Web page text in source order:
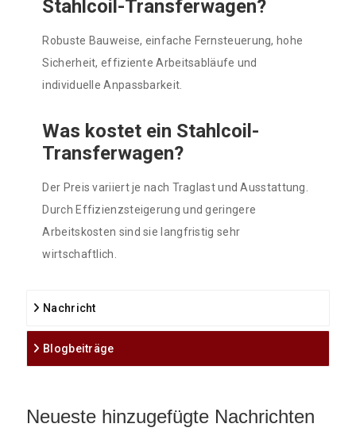
Stahlcoil-Transferwagen?
Robuste Bauweise, einfache Fernsteuerung, hohe
Sicherheit, effiziente Arbeitsabläufe und
individuelle Anpassbarkeit.
Was kostet ein Stahlcoil-
Transferwagen?
Der Preis variiert je nach Traglast und Ausstattung.
Durch Effizienzsteigerung und geringere
Arbeitskosten sind sie langfristig sehr
wirtschaftlich.
Nachricht
Blogbeiträge
Neueste hinzugefügte Nachrichten